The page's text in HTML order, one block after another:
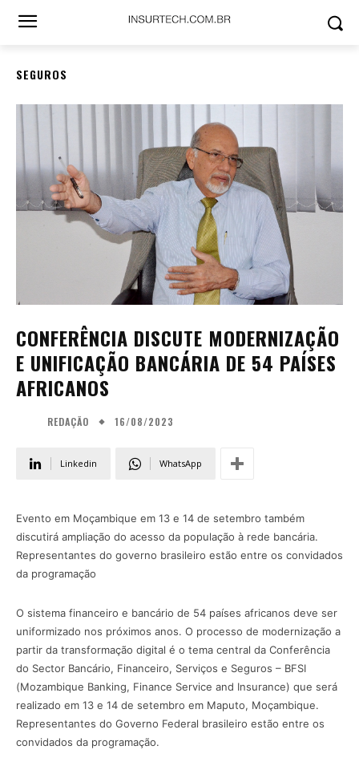
SEGUROS
CONFERÊNCIA DISCUTE MODERNIZAÇÃO
E UNIFICAÇÃO BANCÁRIA DE 54 PAÍSES
AFRICANOS
REDAÇÃO 16/08/2023
Linkedin WhatsApp
Evento em Moçambique em 13 e 14 de setembro também
discutirá ampliação do acesso da população à rede bancária.
Representantes do governo brasileiro estão entre os convidados
da programação
O sistema financeiro e bancário de 54 países africanos deve ser
uniformizado nos próximos anos. O processo de modernização a
partir da transformação digital é o tema central da Conferência
do Sector Bancário, Financeiro, Serviços e Seguros – BFSI
(Mozambique Banking, Finance Service and Insurance) que será
realizado em 13 e 14 de setembro em Maputo, Moçambique.
Representantes do Governo Federal brasileiro estão entre os
convidados da programação.